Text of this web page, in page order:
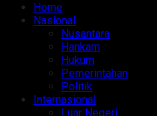
Home
Nasional
Nusantara
Hankam
Hukum
Pemerintahan
Politik
Internasional
Luar Negeri